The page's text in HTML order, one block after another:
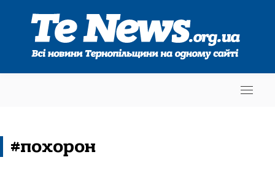
#похорон